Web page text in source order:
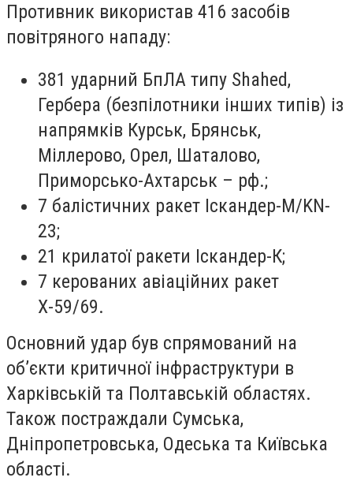
Противник використав 416 засобів
повітряного нападу:
381 ударний БпЛА типу Shahed,
Гербера (безпілотники інших типів) із
напрямків Курськ, Брянськ,
Міллерово, Орел, Шаталово,
Приморсько-Ахтарськ – рф.;
7 балістичних ракет Іскандер-М/KN-
23;
21 крилатої ракети Іскандер-К;
7 керованих авіаційних ракет
Х-59/69.
Основний удар був спрямований на
об’єкти критичної інфраструктури в
Харківській та Полтавській областях.
Також постраждали Сумська,
Дніпропетровська, Одеська та Київська
області.